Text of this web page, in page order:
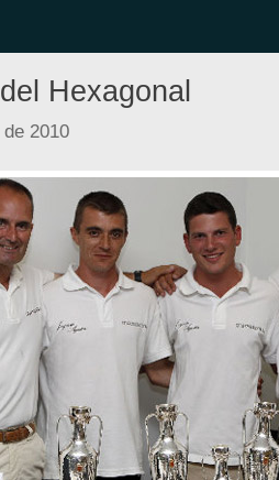
Hexagonal
2010